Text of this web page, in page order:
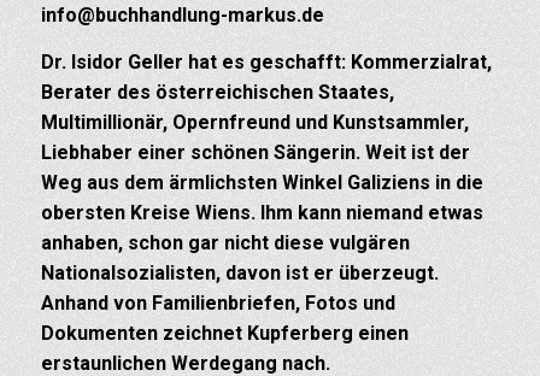
info@buchhandlung-markus.de
Dr. Isidor Geller hat es geschafft: Kommerzialrat,
Berater des österreichischen Staates,
Multimillionär, Opernfreund und Kunstsammler,
Liebhaber einer schönen Sängerin. Weit ist der
Weg aus dem ärmlichsten Winkel Galiziens in die
obersten Kreise Wiens. Ihm kann niemand etwas
anhaben, schon gar nicht diese vulgären
Nationalsozialisten, davon ist er überzeugt.
Anhand von Familienbriefen, Fotos und
Dokumenten zeichnet Kupferberg einen
erstaunlichen Werdegang nach.